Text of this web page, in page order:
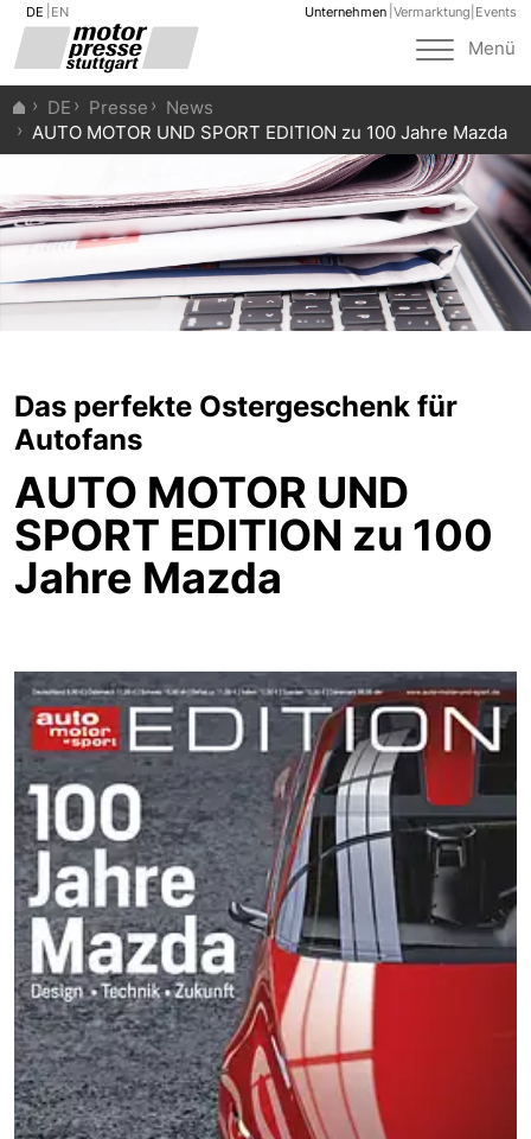
DE EN Unternehmen Vermarktung Events
Toggle
Menü
DE Presse
News
AUTO MOTOR UND SPORT EDITION zu 100 Jahre Mazda
Das perfekte Ostergeschenk für
Autofans
AUTO MOTOR UND
SPORT EDITION zu 100
Jahre Mazda